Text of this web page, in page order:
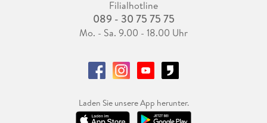
Filialhotline
089 - 30 75 75 75
Mo. - Sa. 9.00 - 18.00 Uhr
Laden Sie unsere App herunter.